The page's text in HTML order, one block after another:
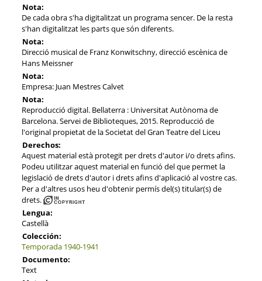
Nota:
De cada obra s'ha digitalitzat un programa sencer. De la resta
s'han digitalitzat les parts que són diferents.
Nota:
Direcció musical de Franz Konwitschny, direcció escènica de
Hans Meissner
Nota:
Empresa: Juan Mestres Calvet
Nota:
Reproducció digital. Bellaterra : Universitat Autònoma de
Barcelona. Servei de Biblioteques, 2015. Reproducció de
l'original propietat de la Societat del Gran Teatre del Liceu
Derechos:
Aquest material està protegit per drets d'autor i/o drets afins.
Podeu utilitzar aquest material en funció del que permet la
legislació de drets d'autor i drets afins d'aplicació al vostre cas.
Per a d'altres usos heu d'obtenir permís del(s) titular(s) de
drets.
Lengua:
Castellà
Colección:
Temporada 1940-1941
Documento:
Text